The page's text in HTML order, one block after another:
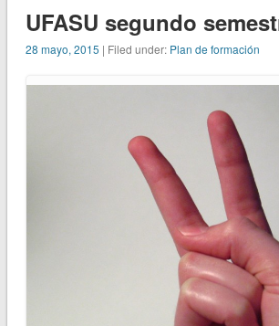
UFASU segundo
28 mayo, 2015 | Filed under: Plan de formación